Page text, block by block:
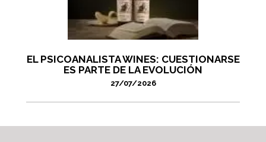
EL PSICOANALISTA WINES: CUESTIONARSE
ES PARTE DE LA EVOLUCIÓN
27/07/2026